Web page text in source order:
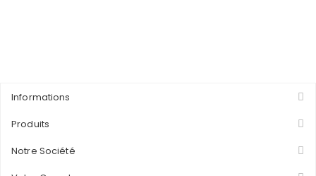
Informations
Produits
Notre Société